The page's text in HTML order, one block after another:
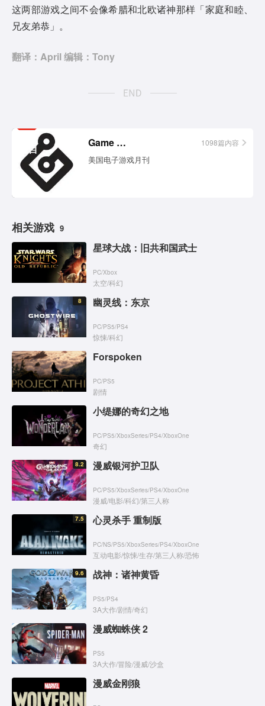
这两部游戏之间不会像希腊和北欧诸神那样「家庭和睦、
兄友弟恭」。
翻译：April 编辑：Tony
栏目
Game Informer 1098篇内容
美国电子游戏月刊
相关游戏 9
星球大战：旧共和国武士
PC/Xbox
太空/科幻
8 幽灵线：东京
PC/PS5/PS4
惊悚/科幻
Forspoken
PC/PS5
剧情
小缇娜的奇幻之地
PC/PS5/XboxSeries/PS4/XboxOne
奇幻
8.2 漫威银河护卫队
PC/PS5/XboxSeries/PS4/XboxOne
漫威/电影/科幻/第三人称
7.5 心灵杀手 重制版
PC/NS/PS5/XboxSeries/PS4/XboxOne
互动电影/惊悚/生存/第三人称/恐怖
9.6 战神：诸神黄昏
PS5/PS4
3A大作/剧情/奇幻
漫威蜘蛛侠 2
PS5
3A大作/冒险/漫威/沙盒
漫威金刚狼